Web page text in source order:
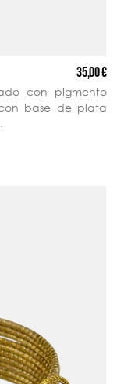
35,00 €
con pigmento
base de plata